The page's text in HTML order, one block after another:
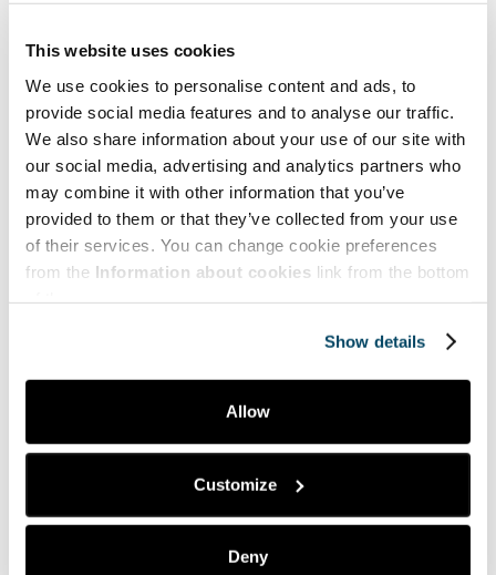
This website uses cookies
We use cookies to personalise content and ads, to
provide social media features and to analyse our traffic.
We also share information about your use of our site with
our social media, advertising and analytics partners who
may combine it with other information that you’ve
provided to them or that they’ve collected from your use
of their services. You can change cookie preferences
from the Information about cookies link from the bottom
Show details
Allow
Customize
Deny
Iida Varemäki project planner, MHSc, RN, PHN,
Teemat | Themes
Hyve | Health and Well-being
Tekniikka | Engineering
Ympäristö | Environment
Yrittäjyys | Entrepreneurship